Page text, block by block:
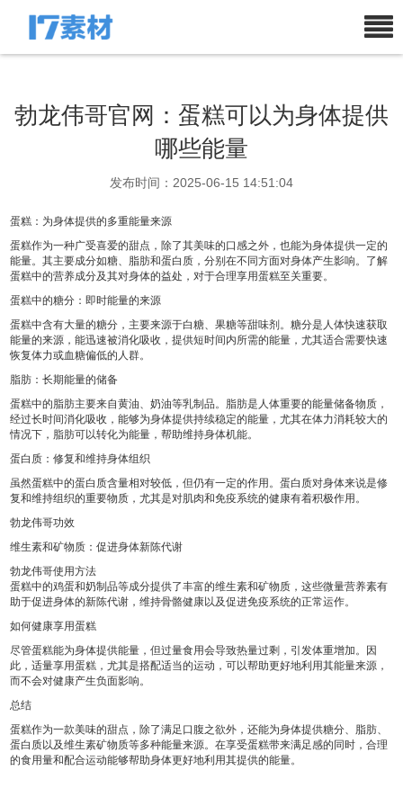
勃龙伟哥官网：蛋糕可以为身体提供
哪些能量
发布时间：2025-06-15 14:51:04
蛋糕：为身体提供的多重能量来源
蛋糕作为一种广受喜爱的甜点，除了其美味的口感之外，也能为身体提供一定的
能量。其主要成分如糖、脂肪和蛋白质，分别在不同方面对身体产生影响。了解
蛋糕中的营养成分及其对身体的益处，对于合理享用蛋糕至关重要。
蛋糕中的糖分：即时能量的来源
蛋糕中含有大量的糖分，主要来源于白糖、果糖等甜味剂。糖分是人体快速获取
能量的来源，能迅速被消化吸收，提供短时间内所需的能量，尤其适合需要快速
恢复体力或血糖偏低的人群。
脂肪：长期能量的储备
蛋糕中的脂肪主要来自黄油、奶油等乳制品。脂肪是人体重要的能量储备物质，
经过长时间消化吸收，能够为身体提供持续稳定的能量，尤其在体力消耗较大的
情况下，脂肪可以转化为能量，帮助维持身体机能。
蛋白质：修复和维持身体组织
虽然蛋糕中的蛋白质含量相对较低，但仍有一定的作用。蛋白质对身体来说是修
复和维持组织的重要物质，尤其是对肌肉和免疫系统的健康有着积极作用。
勃龙伟哥功效
维生素和矿物质：促进身体新陈代谢
勃龙伟哥使用方法
蛋糕中的鸡蛋和奶制品等成分提供了丰富的维生素和矿物质，这些微量营养素有
助于促进身体的新陈代谢，维持骨骼健康以及促进免疫系统的正常运作。
如何健康享用蛋糕
尽管蛋糕能为身体提供能量，但过量食用会导致热量过剩，引发体重增加。因
此，适量享用蛋糕，尤其是搭配适当的运动，可以帮助更好地利用其能量来源，
而不会对健康产生负面影响。
总结
蛋糕作为一款美味的甜点，除了满足口腹之欲外，还能为身体提供糖分、脂肪、
蛋白质以及维生素矿物质等多种能量来源。在享受蛋糕带来满足感的同时，合理
的食用量和配合运动能够帮助身体更好地利用其提供的能量。